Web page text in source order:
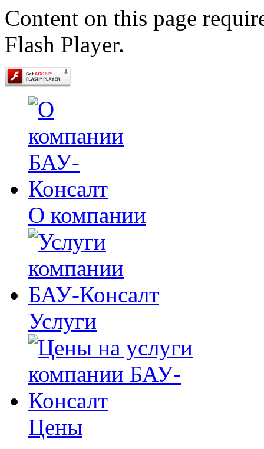
Content on this page
Flash Player.
О компании
Услуги
Цены